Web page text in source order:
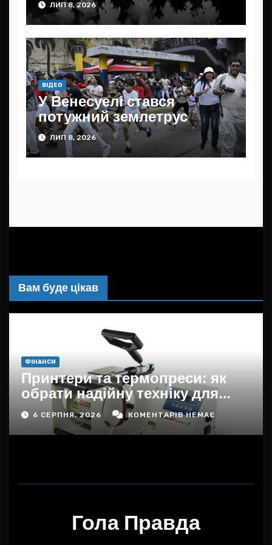
ЛИП 8, 2026
ВІДЕО
У Венесуелі стався
потужний землетрус
ЛИП 8, 2026
Вам буде цікав
ФІНАНСИ
Принтери та термопреси: як
обрати надійну техніку для
дому, офісу та бізнесу в
Україні
6 СЕРПНЯ, 2026 КОМЕНТАРІВ НЕМАЄ
Гола Правда